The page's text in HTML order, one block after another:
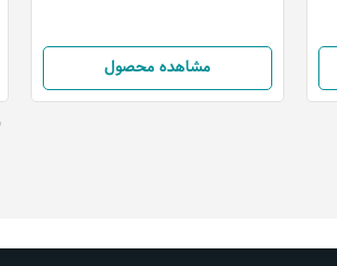
مشاهده محصول